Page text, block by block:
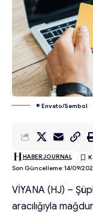
© Envato/Sembol
Son Güncelleme: 14/09/
HABERJOURNAL
VİYANA (HJ) –
aracılığıyla